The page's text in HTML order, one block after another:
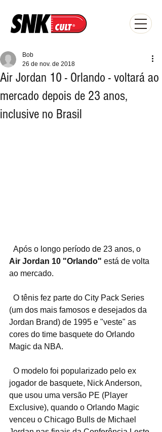
Air Jordan 10 - Orlando - voltará ao
mercado depois de 23 anos,
inclusive no Brasil
Bob
26 de nov. de 2018
  Após o longo período de 23 anos, o
Air Jordan 10 "Orlando" está de volta
ao mercado.
(um dos mais famosos e desejados da
Jordan Brand) de 1995 e "veste" as
cores do time basquete do Orlando
Magic da NBA.
jogador de basquete, Nick Anderson,
que usou uma versão PE (Player
Exclusive), quando o Orlando Magic
venceu o Chicago Bulls de Michael